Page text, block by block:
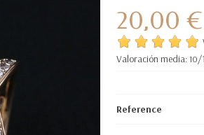
20,00 €
Valoración media:10/
Reference